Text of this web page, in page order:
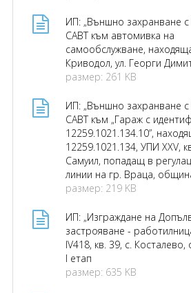
ИП: „Външно захранване с
САВТ към автомивка на
самообслужване,
Криводол, ул. Георги
размер: 261 KB
ИП: „Външно захранване с
САВТ към „Гараж с
12259.1021.134.10”,
12259.1021.134, УПИ XXV,
Самуил, попадащ в
линии на гр. Враца,
размер: 219 KB
ИП: „Изграждане на
застрояване -
IV418, кв. 39, с.
I етап
размер: 635 KB